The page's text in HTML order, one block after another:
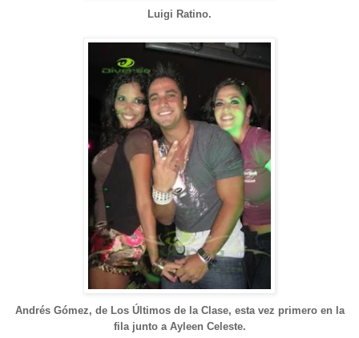
Luigi Ratino.
Andrés Gómez, de Los Últimos de la Clase, esta vez primero en la
fila junto a Ayleen Celeste.